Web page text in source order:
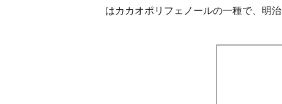
はカカオポリフェノールの一種で、明